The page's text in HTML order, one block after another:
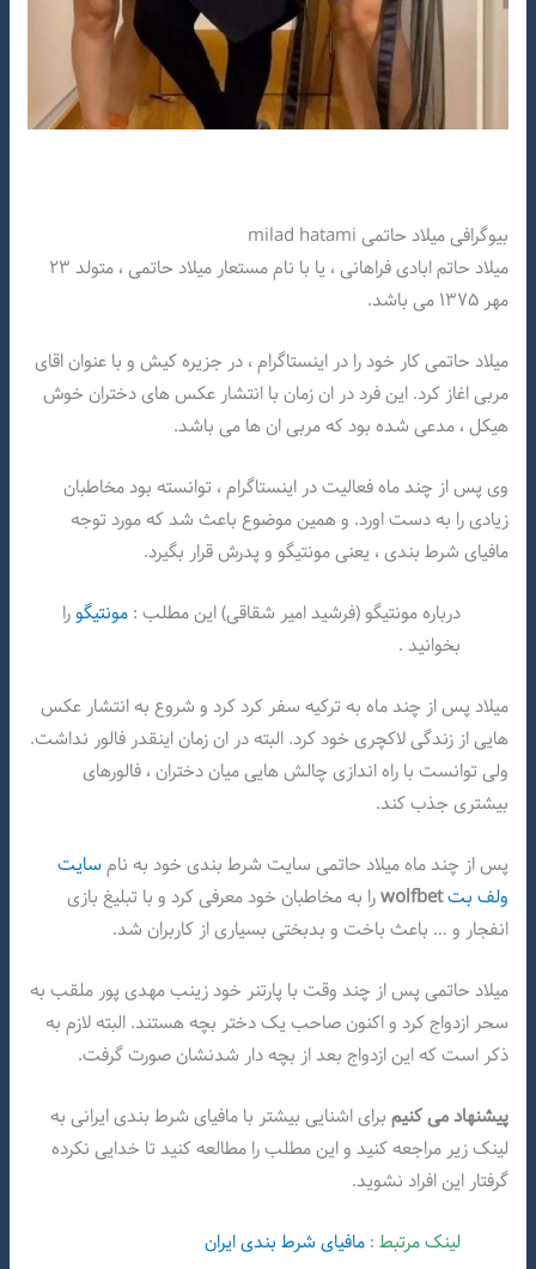
بیوگرافی میلاد حاتمی milad hatami
میلاد حاتم ابادی فراهانی ، یا با نام مستعار میلاد حاتمی ، متولد ۲۳
مهر ۱۳۷۵ می باشد.
میلاد حاتمی کار خود را در اینستاگرام ، در جزیره کیش و با عنوان اقای
مربی اغاز کرد. این فرد در ان زمان با انتشار عکس های دختران خوش
هیکل ، مدعی شده بود که مربی ان ها می باشد.
وی پس از چند ماه فعالیت در اینستاگرام ، توانسته بود مخاطبان
زیادی را به دست اورد. و همین موضوع باعث شد که مورد توجه
مافیای شرط بندی ، یعنی مونتیگو و پدرش قرار بگیرد.
درباره مونتیگو (فرشید امیر شقاقی) این مطلب :مونتیگورا
بخوانید .
میلاد پس از چند ماه به ترکیه سفر کرد کرد و شروع به انتشار عکس
هایی از زندگی لاکچری خود کرد. البته در ان زمان اینقدر فالور نداشت.
ولی توانست با راه اندازی چالش هایی میان دختران ، فالورهای
بیشتری جذب کند.
پس از چند ماه میلاد حاتمی سایت شرط بندی خود به نام سایت
ولف بتwolfbetرا به مخاطبان خود معرفی کرد و با تبلیغ بازی
انفجار و … باعث باخت و بدبختی بسیاری از کاربران شد.
میلاد حاتمی پس از چند وقت با پارتنر خود زینب مهدی پور ملقب به
سحر ازدواج کرد و اکنون صاحب یک دختر بچه هستند. البته لازم به
ذکر است که این ازدواج بعد از بچه دار شدنشان صورت گرفت.
پیشنهاد می کنیم برای اشنایی بیشتر با مافیای شرط بندی ایرانی به
لینک زیر مراجعه کنید و این مطلب را مطالعه کنید تا خدایی نکرده
گرفتار این افراد نشوید.
لینک مرتبط :مافیای شرط بندی ایران